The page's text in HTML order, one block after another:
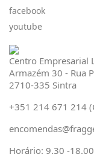
facebook
youtube
Centro Empresarial
Armazém 30 - Rua
2710-335 Sintra
+351 214 671 214
Horário: 9.30 -18.00